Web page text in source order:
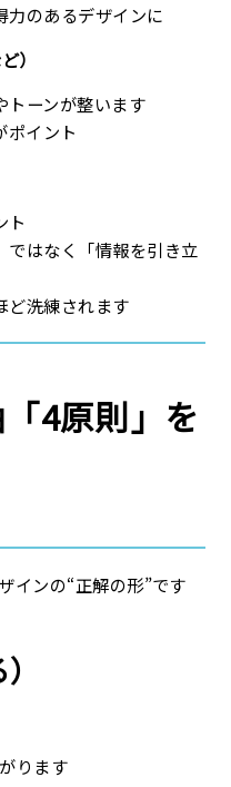
力のあるデザインに
）
トーンが整います
ポイント
ト
ではなく「情報を引き立
ど洗練されます
4原則」を
インの“正解の形”です
ります